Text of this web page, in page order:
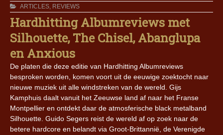
ARTICLES, REVIEWS
Hardhitting Albumreviews met
Silhouette, The Chisel, Abanglupa
en Anxious
De platen die deze editie van Hardhitting Albumreviews
besproken worden, komen voort uit de eeuwige zoektocht naar
nieuwe muziek uit alle windstreken van de wereld. Gijs
Kamphuis daalt vanuit het Zeeuwse land af naar het Franse
Montpellier en ontdekt daar de atmosferische black metalband
Silhouette. Guido Segers reist de wereld af op zoek naar de
betere hardcore en belandt via Groot-Brittannië, de Verenigde